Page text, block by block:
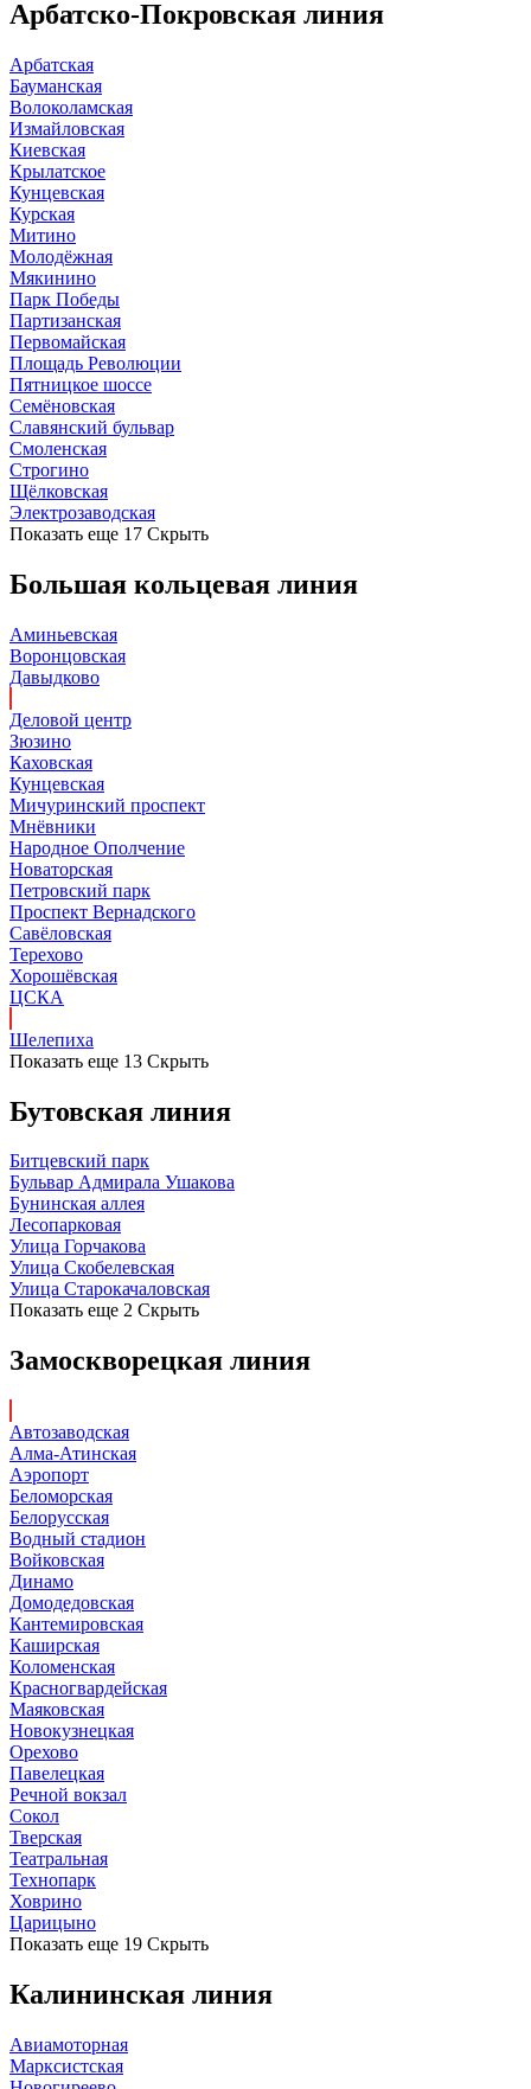
Арбатско-Покровская линия
Арбатская
Бауманская
Волоколамская
Измайловская
Киевская
Крылатское
Кунцевская
Курская
Митино
Молодёжная
Мякинино
Парк Победы
Партизанская
Первомайская
Площадь Революции
Пятницкое шоссе
Семёновская
Славянский бульвар
Смоленская
Строгино
Щёлковская
Электрозаводская
Показать еще 17 Скрыть
Большая кольцевая линия
Аминьевская
Воронцовская
Давыдково
Деловой центр
Зюзино
Каховская
Кунцевская
Мичуринский проспект
Мнёвники
Народное Ополчение
Новаторская
Петровский парк
Проспект Вернадского
Савёловская
Терехово
Хорошёвская
ЦСКА
Шелепиха
Показать еще 13 Скрыть
Бутовская линия
Битцевский парк
Бульвар Адмирала Ушакова
Бунинская аллея
Лесопарковая
Улица Горчакова
Улица Скобелевская
Улица Старокачаловская
Показать еще 2 Скрыть
Замоскворецкая линия
Автозаводская
Алма-Атинская
Аэропорт
Беломорская
Белорусская
Водный стадион
Войковская
Динамо
Домодедовская
Кантемировская
Каширская
Коломенская
Красногвардейская
Маяковская
Новокузнецкая
Орехово
Павелецкая
Речной вокзал
Сокол
Тверская
Театральная
Технопарк
Ховрино
Царицыно
Показать еще 19 Скрыть
Калининская линия
Авиамоторная
Марксистская